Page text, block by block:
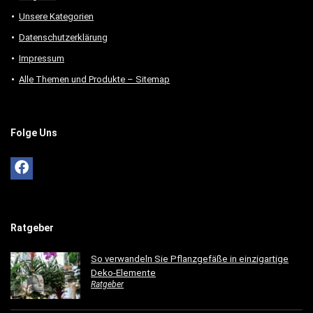
Unsere Kategorien
Datenschutzerklärung
Impressum
Alle Themen und Produkte – Sitemap
Folge Uns
Ratgeber
So verwandeln Sie Pflanzgefäße in einzigartige
Deko-Elemente
Ratgeber